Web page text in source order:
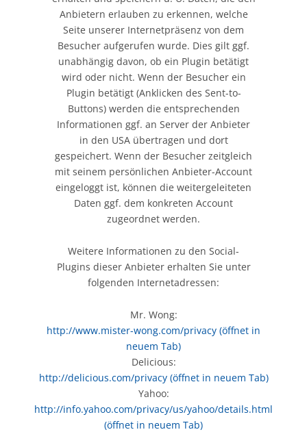
Anbietern erlauben zu erkennen, welche
Seite unserer Internetpräsenz von dem
Besucher aufgerufen wurde. Dies gilt ggf.
unabhängig davon, ob ein Plugin betätigt
wird oder nicht. Wenn der Besucher ein
Plugin betätigt (Anklicken des Sent-to-
Buttons) werden die entsprechenden
Informationen ggf. an Server der Anbieter
in den USA übertragen und dort
gespeichert. Wenn der Besucher zeitgleich
mit seinem persönlichen Anbieter-Account
eingeloggt ist, können die weitergeleiteten
Daten ggf. dem konkreten Account
zugeordnet werden.
Weitere Informationen zu den Social-
Plugins dieser Anbieter erhalten Sie unter
folgenden Internetadressen:
Mr. Wong:
http://www.mister-wong.com/privacy (öffnet in
neuem Tab)
Delicious:
http://delicious.com/privacy (öffnet in neuem Tab)
Yahoo:
http://info.yahoo.com/privacy/us/yahoo/details.html
(öffnet in neuem Tab)